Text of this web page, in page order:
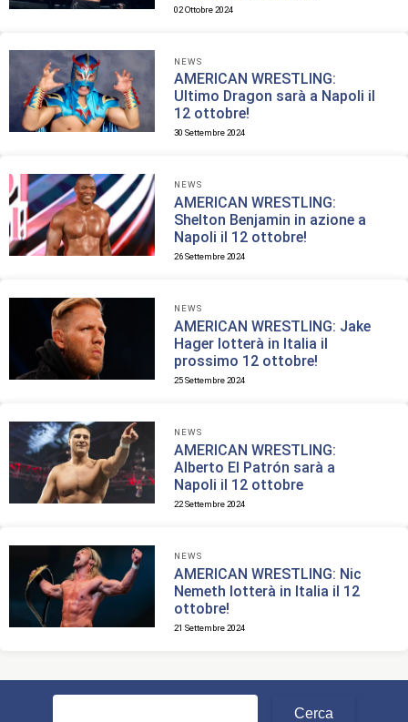
02 Ottobre 2024
NEWS
AMERICAN WRESTLING:
Ultimo Dragon sarà a Napoli il
12 ottobre!
30 Settembre 2024
NEWS
AMERICAN WRESTLING:
Shelton Benjamin in azione a
Napoli il 12 ottobre!
26 Settembre 2024
NEWS
AMERICAN WRESTLING: Jake
Hager lotterà in Italia il
prossimo 12 ottobre!
25 Settembre 2024
NEWS
AMERICAN WRESTLING:
Alberto El Patrón sarà a
Napoli il 12 ottobre
22 Settembre 2024
NEWS
AMERICAN WRESTLING: Nic
Nemeth lotterà in Italia il 12
ottobre!
21 Settembre 2024
Ricerca